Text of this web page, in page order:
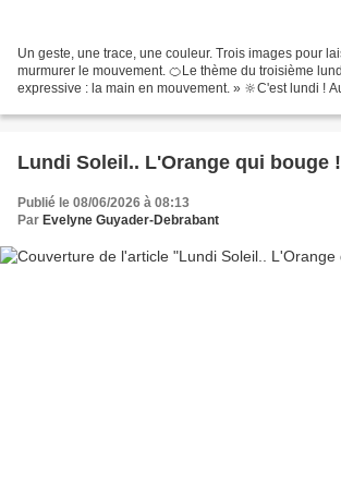
Un geste, une trace, une couleur. Trois images pour
murmurer le mouvement. 🍊Le thème du troisième
expressive : la main en mouvement. » 🔆C'est lundi !
Lundi Soleil.. L'Orange qui bouge !
Publié le 08/06/2026 à 08:13
Par Evelyne Guyader-Debrabant